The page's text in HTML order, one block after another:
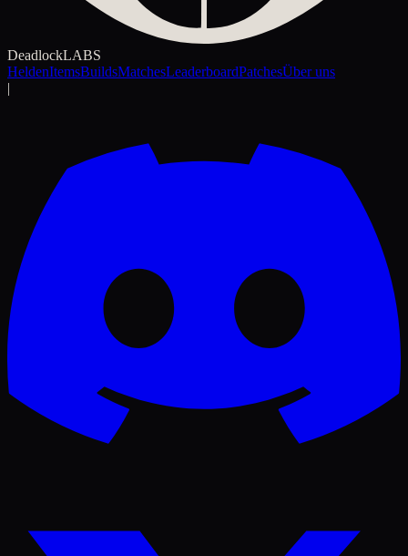
DeadlockLABS
HeldenItemsBuildsMatchesLeaderboardPatchesÜber uns
|